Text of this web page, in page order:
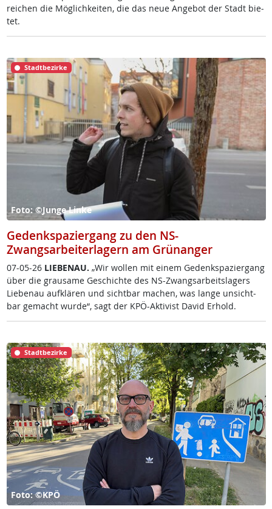
rei­chen die Mög­lich­kei­ten, die das neue An­ge­bot der Stadt bie­
tet.
Stadtbezirke
Foto: ©Junge Linke
Gedenkspaziergang zu den NS-
Zwangsarbeiterlagern am Grünanger
07-05-26 LIE­BENAU. „Wir wol­len mit ei­nem Ge­denk­spa­zier­gang
über die grau­sa­me Ge­schich­te des NS-Zwangs­ar­beits­la­gers
Lie­benau auf­klä­ren und sicht­bar ma­chen, was lan­ge un­sicht­
bar ge­macht wur­de“, sagt der KPÖ-Ak­ti­vist Da­vid Er­hold.
Stadtbezirke
Foto: ©KPÖ